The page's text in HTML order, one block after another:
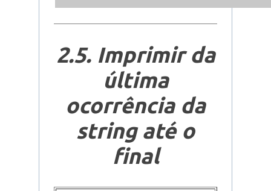
2.5. Imprimir da
última
ocorrência da
string até o
final